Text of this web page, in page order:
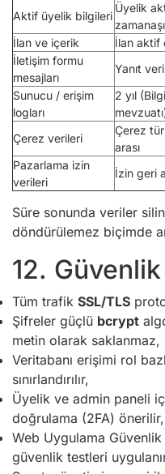
Aktif üyelik bilgileri
Üyelik
İlan ve içerik
İlan aktif
İletişim formu
mesajları
Yanıt
Sunucu / erişim
logları
2 yıl
Çerez verileri
Çerez
arası
Pazarlama izin
verileri
İzin geri
Süre sonunda veriler
döndürülemez biçimde
12.
Tüm trafik SSL/TLS
Şifreler güçlü bcrypt
metin olarak saklanmaz,
Veritabanı erişimi rol
sınırlandırılır,
Üyelik ve admin paneli
doğrulama (2FA) önerilir,
Web Uygulama
güvenlik testleri